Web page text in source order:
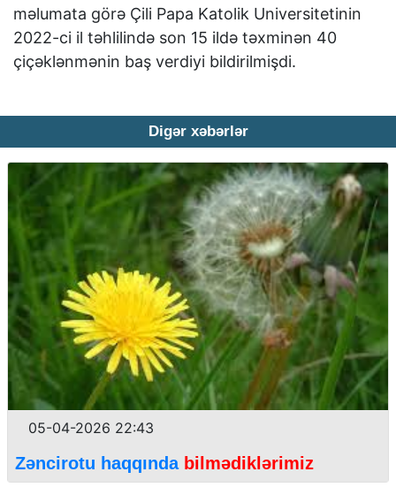
məlumata görə Çili Papa Katolik Universitetinin
2022-ci il təhlilində son 15 ildə təxminən 40
çiçəklənmənin baş verdiyi bildirilmişdi.
Digər xəbərlər
05-04-2026 22:43
Zəncirotu haqqında bilmədiklərimiz